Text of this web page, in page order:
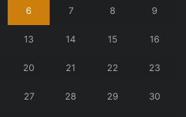
6 7 8 9
13 14 15 16
20 21 22 23
27 28 29 30